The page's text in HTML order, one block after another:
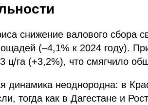
снижение валового сбора
(–4,1% к 2024 году).
ц/га (+3,2%), что смягчило
динамика неоднородна: в
тогда как в Дагестане и